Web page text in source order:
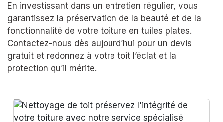
En investissant dans un entretien régulier, vous
garantissez la préservation de la beauté et de la
fonctionnalité de votre toiture en tuiles plates.
Contactez-nous dès aujourd’hui pour un devis
gratuit et redonnez à votre toit l’éclat et la
protection qu’il mérite.